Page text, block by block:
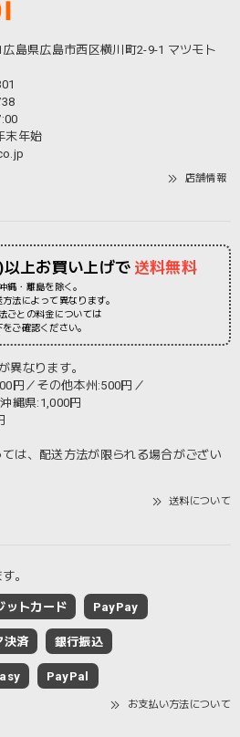
広島県広島市西区横川町2-9-1 マツモト
末年始
店舗情報
上お買い上げで 送料無料
縄・離島を除く。
法によって異なります。
ごとの料金については
をご確認ください。
異なります。
円／その他本州:500円／
縄県:1,000円
は、配送方法が限られる場合がござい
送料について
。
ットカード PayPay
決済 銀行振込
PayPal
お支払い方法について